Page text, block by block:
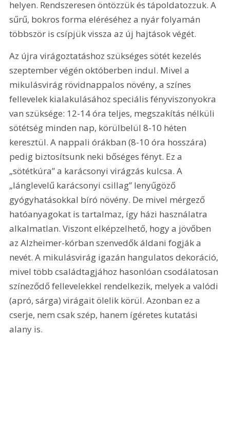
helyen. Rendszeresen öntözzük és tápoldatozzuk. A
sűrű, bokros forma eléréséhez a nyár folyamán
többször is csípjük vissza az új hajtások végét.
Az újra virágoztatáshoz szükséges sötét kezelés
szeptember végén októberben indul. Mivel a
mikulásvirág rövidnappalos növény, a színes
fellevelek kialakulásához speciális fényviszonyokra
van szüksége: 12-14 óra teljes, megszakítás nélküli
sötétség minden nap, körülbelül 8-10 héten
keresztül. A nappali órákban (8-10 óra hosszára)
pedig biztosítsunk neki bőséges fényt. Ez a
„sötétkúra” a karácsonyi virágzás kulcsa. A
„lánglevelű karácsonyi csillag” lenyűgöző
gyógyhatásokkal bíró növény. De mivel mérgező
hatóanyagokat is tartalmaz, így házi használatra
alkalmatlan. Viszont elképzelhető, hogy a jövőben
az Alzheimer-kórban szenvedők áldani fogják a
nevét. A mikulásvirág igazán hangulatos dekoráció,
mivel több családtagjához hasonlóan csodálatosan
színeződő fellevelekkel rendelkezik, melyek a valódi
(apró, sárga) virágait ölelik körül. Azonban ez a
cserje, nem csak szép, hanem ígéretes kutatási
alany is.